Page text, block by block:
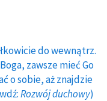
do wewnątrz.
zawsze mieć Go
o sobie, aż znajdzie
Rozwój duchowy)